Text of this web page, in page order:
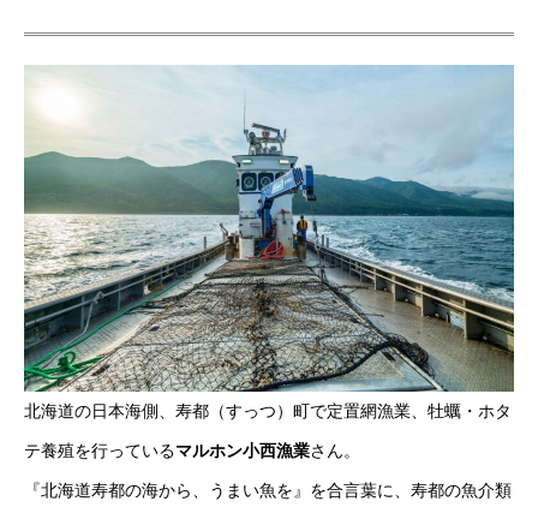
北海道の日本海側、寿都（すっつ）町で定置網漁業、牡蠣・ホタ
テ養殖を行っているマルホン小西漁業さん。
『北海道寿都の海から、うまい魚を』を合言葉に、寿都の魚介類